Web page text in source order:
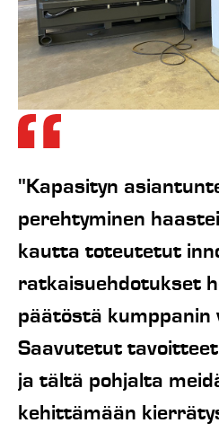
"Kapasityn
perehtyminen
kautta toteutetut
ratkaisuehdotukset
päätöstä kumppanin
Saavutetut
ja tältä pohjalta
kehittämään